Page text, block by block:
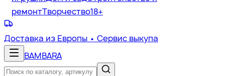
ремонтТворчество18+
Доставка из Европы • Сервис выкупа
BAMBARA